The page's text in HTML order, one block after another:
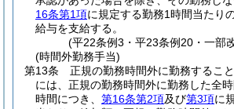
16条第1項に規定する勤務1時間当たり
給与を支給する。
(平22条例3・平23条例20・一部
(時間外勤務手当)
第13条
正規の勤務時間外に勤務するこ
には、正規の勤務時間外に勤務した全
時間につき、 第16条第2項及び第3項に